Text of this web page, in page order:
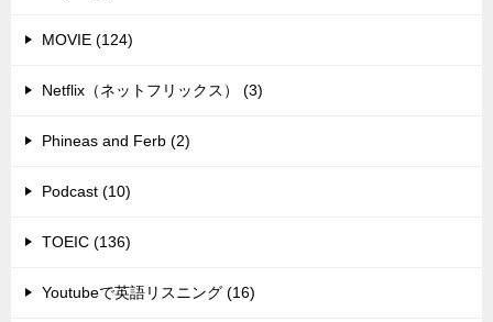
MOVIE (124)
Netflix（ネットフリックス） (3)
Phineas and Ferb (2)
Podcast (10)
TOEIC (136)
Youtubeで英語リスニング (16)